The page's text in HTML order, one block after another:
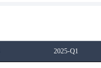
2025-Q1